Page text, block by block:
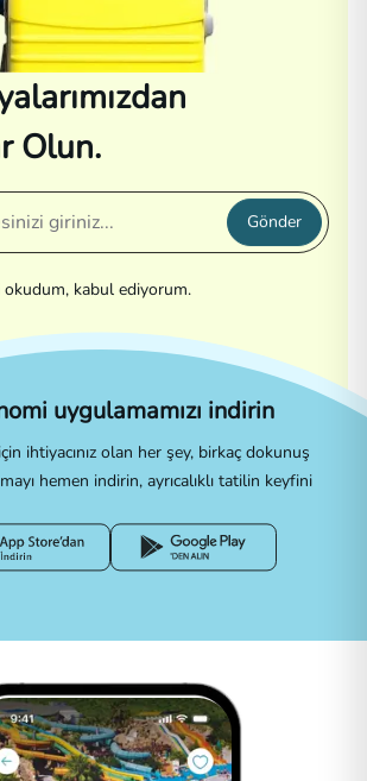
Olun.
Gönder
okudum, kabul ediyorum.
uygulamamızı indirin
ihtiyacınız olan her şey, birkaç dokunuş
hemen indirin, ayrıcalıklı tatilin keyfini